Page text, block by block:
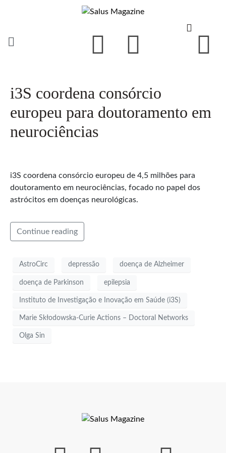
i3S coordena consórcio
europeu para doutoramento em
neurociências
i3S coordena consórcio europeu de 4,5 milhões para
doutoramento em neurociências, focado no papel dos
astrócitos em doenças neurológicas.
Continue reading
AstroCirc depressão doença de Alzheimer
doença de Parkinson epilepsia
Instituto de Investigação e Inovação em Saúde (i3S)
Marie Skłodowska-Curie Actions – Doctoral Networks
Olga Sin